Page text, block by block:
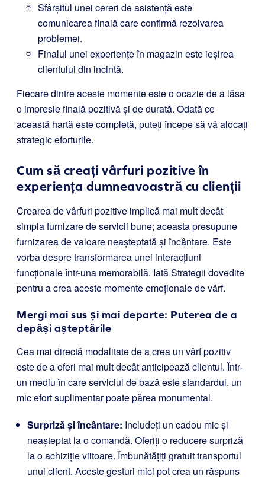
Sfârșitul unei cereri de asistență este
comunicarea finală care confirmă rezolvarea
problemei.
Finalul unei experiențe în magazin este ieșirea
clientului din incintă.
Fiecare dintre aceste momente este o ocazie de a lăsa
o impresie finală pozitivă și de durată. Odată ce
această hartă este completă, puteți începe să vă alocați
strategic eforturile.
Cum să creați vârfuri pozitive în
experiența dumneavoastră cu clienții
Crearea de vârfuri pozitive implică mai mult decât
simpla furnizare de servicii bune; aceasta presupune
furnizarea de valoare neașteptată și încântare. Este
vorba despre transformarea unei interacțiuni
funcționale într-una memorabilă. Iată Strategii dovedite
pentru a crea aceste momente emoționale de vârf.
Mergi mai sus și mai departe: Puterea de a
depăși așteptările
Cea mai directă modalitate de a crea un vârf pozitiv
este de a oferi mai mult decât anticipează clientul. Într-
un mediu în care serviciul de bază este standardul, un
mic efort suplimentar poate părea monumental.
Surpriză și încântare: Includeți un cadou mic și
neașteptat la o comandă. Oferiți o reducere surpriză
la o achiziție viitoare. Îmbunătățiți gratuit transportul
unui client. Aceste gesturi mici pot crea un răspuns